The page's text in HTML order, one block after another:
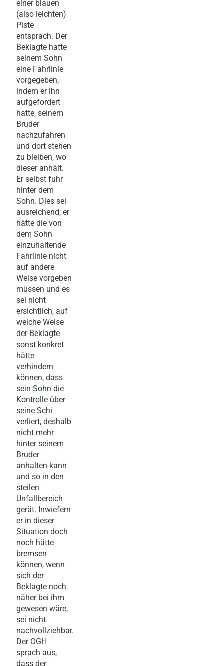
einer blauen
(also leichten)
Piste
entsprach. Der
Beklagte hatte
seinem Sohn
eine Fahrlinie
vorgegeben,
indem er ihn
aufgefordert
hatte, seinem
Bruder
nachzufahren
und dort stehen
zu bleiben, wo
dieser anhält.
Er selbst fuhr
hinter dem
Sohn. Dies sei
ausreichend; er
hätte die von
dem Sohn
einzuhaltende
Fahrlinie nicht
auf andere
Weise vorgeben
müssen und es
sei nicht
ersichtlich, auf
welche Weise
der Beklagte
sonst konkret
hätte
verhindern
können, dass
sein Sohn die
Kontrolle über
seine Schi
verliert, deshalb
nicht mehr
hinter seinem
Bruder
anhalten kann
und so in den
steilen
Unfallbereich
gerät. Inwiefern
er in dieser
Situation doch
noch hätte
bremsen
können, wenn
sich der
Beklagte noch
näher bei ihm
gewesen wäre,
sei nicht
nachvollziehbar.
Der OGH
sprach aus,
dass der